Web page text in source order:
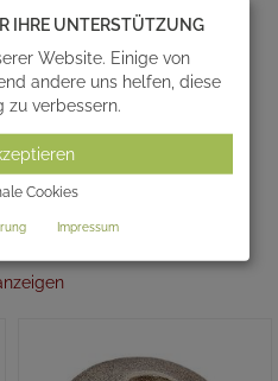
IHRE UNTERSTÜTZUNG
Website. Einige von
andere uns helfen, diese
zu verbessern.
Cookies
Impressum